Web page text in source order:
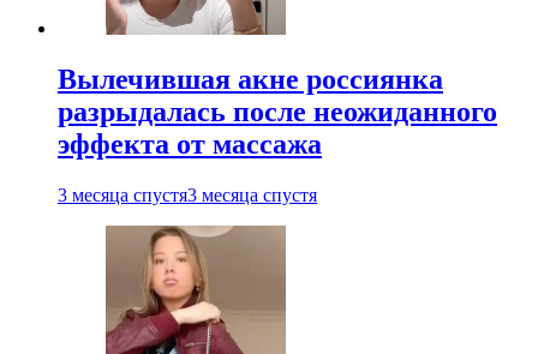
Вылечившая акне россиянка
разрыдалась после неожиданного
эффекта от массажа
3 месяца спустя3 месяца спустя